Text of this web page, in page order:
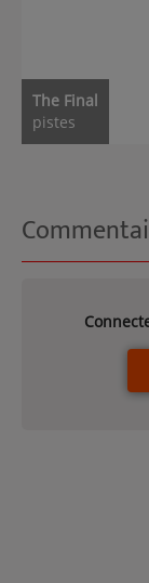
The Final
pistes